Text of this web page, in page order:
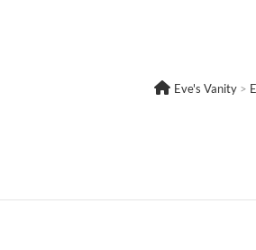
Eve's Vanity >